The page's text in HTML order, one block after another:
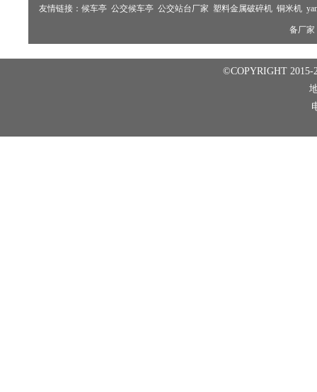
友情链接： 候车亭 公交候车亭 公交站台厂家 塑料金属破碎机 铜米机
备厂家
©COPYRIGHT 2015-